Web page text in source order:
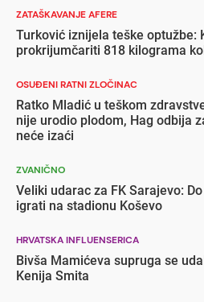
ZATAŠKAVANJE AFERE
Turković iznijela teške optužbe:
prokrijumčariti 818 kilograma
OSUĐENI RATNI ZLOČINAC
Ratko Mladić u teškom
nije urodio plodom, Hag odbija
neće izaći
ZVANIČNO
Veliki udarac za FK Sarajevo:
igrati na stadionu Koševo
HRVATSKA INFLUENSERICA
Bivša Mamićeva supruga se
Kenija Smita